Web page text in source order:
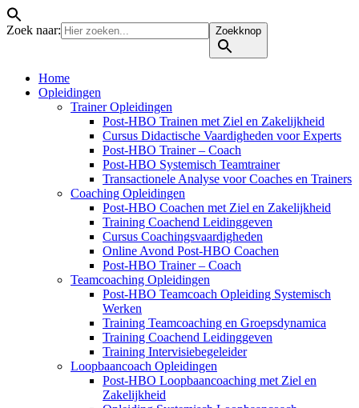
Zoek naar: Zoekknop
Home
Opleidingen
Trainer Opleidingen
Post-HBO Trainen met Ziel en Zakelijkheid
Cursus Didactische Vaardigheden voor Experts
Post-HBO Trainer – Coach
Post-HBO Systemisch Teamtrainer
Transactionele Analyse voor Coaches en Trainers
Coaching Opleidingen
Post-HBO Coachen met Ziel en Zakelijkheid
Training Coachend Leidinggeven
Cursus Coachingsvaardigheden
Online Avond Post-HBO Coachen
Post-HBO Trainer – Coach
Teamcoaching Opleidingen
Post-HBO Teamcoach Opleiding Systemisch
Werken
Training Teamcoaching en Groepsdynamica
Training Coachend Leidinggeven
Training Intervisiebegeleider
Loopbaancoach Opleidingen
Post-HBO Loopbaancoaching met Ziel en
Zakelijkheid